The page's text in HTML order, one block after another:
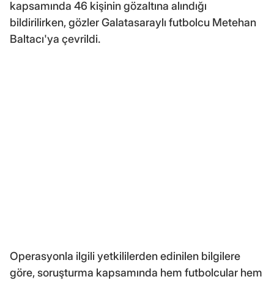
kapsamında 46 kişinin gözaltına alındığı
bildirilirken, gözler Galatasaraylı futbolcu Metehan
Baltacı'ya çevrildi.
Operasyonla ilgili yetkililerden edinilen bilgilere
göre, soruşturma kapsamında hem futbolcular hem